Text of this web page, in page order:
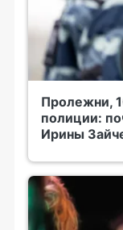
Пролежни,
полиции:
Ирины